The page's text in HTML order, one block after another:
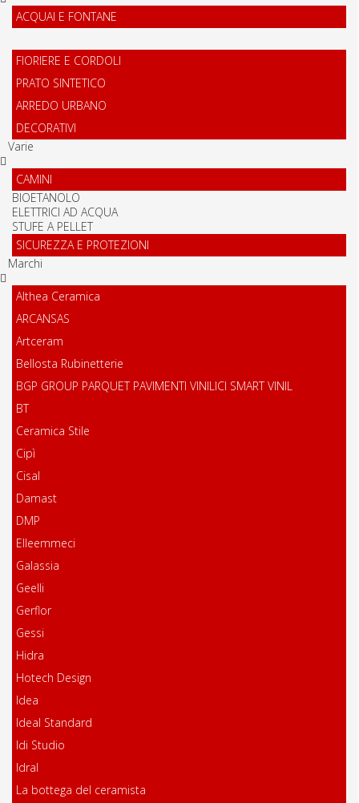
ACQUAI E FONTANE
FIORIERE E CORDOLI
PRATO SINTETICO
ARREDO URBANO
DECORATIVI
Varie
CAMINI
BIOETANOLO
ELETTRICI AD ACQUA
STUFE A PELLET
SICUREZZA E PROTEZIONI
Marchi
Althea Ceramica
ARCANSAS
Artceram
Bellosta Rubinetterie
BGP GROUP PARQUET PAVIMENTI VINILICI SMART VINIL
BT
Ceramica Stile
Cipì
Cisal
Damast
DMP
Elleemmeci
Galassia
Geelli
Gerflor
Gessi
Hidra
Hotech Design
Idea
Ideal Standard
Idi Studio
Idral
La bottega del ceramista